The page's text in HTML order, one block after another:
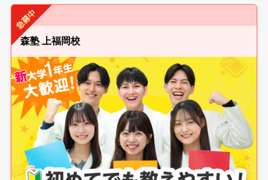
森塾 上福岡校